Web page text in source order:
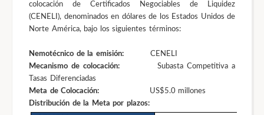
colocación de Certificados Negociables de Liquidez
(CENELI), denominados en dólares de los Estados Unidos de
Norte América, bajo los siguientes términos:
Nemotécnico de la emisión:CENELI
Mecanismo de colocación:Subasta Competitiva a
Tasas Diferenciadas
Meta de Colocación: US$5.0 millones
Distribución de la Meta por plazos: